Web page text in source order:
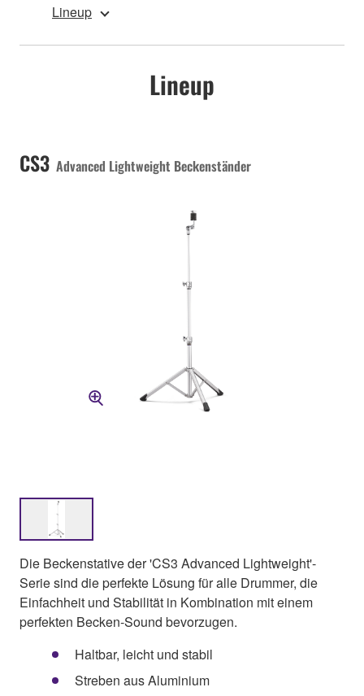
Lineup
Lineup
CS3 Advanced Lightweight Beckenständer
Die Beckenstative der 'CS3 Advanced Lightweight'-
Serie sind die perfekte Lösung für alle Drummer, die
Einfachheit und Stabilität in Kombination mit einem
perfekten Becken-Sound bevorzugen.
Haltbar, leicht und stabil
Streben aus Aluminium